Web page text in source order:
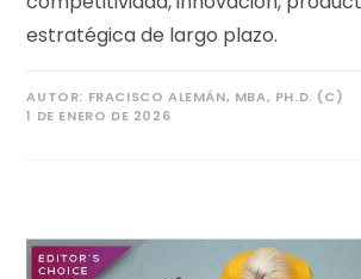
estratégica de largo plazo.
AUTOR: FRACISCO ALEMÁN, MBA, PH.D. (C)
1 DE ENERO DE 2026